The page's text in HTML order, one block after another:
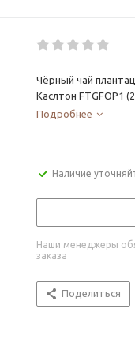
Чёрный чай
Каслтон FTGFOP1
Подробнее
Наличие
Наши менеджеры
заказа
Поделиться